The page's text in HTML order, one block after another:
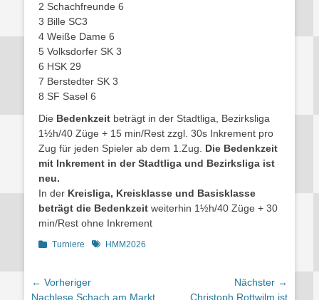
2 Schachfreunde 6
3 Bille SC3
4 Weiße Dame 6
5 Volksdorfer SK 3
6 HSK 29
7 Berstedter SK 3
8 SF Sasel 6
Die Bedenkzeit beträgt in der Stadtliga, Bezirksliga
1½h/40 Züge + 15 min/Rest zzgl. 30s Inkrement pro
Zug für jeden Spieler ab dem 1.Zug. Die Bedenkzeit
mit Inkrement in der Stadtliga und Bezirksliga ist
neu.
In der Kreisliga, Kreisklasse und Basisklasse
beträgt die Bedenkzeit weiterhin 1½h/40 Züge + 30
min/Rest ohne Inkrement
Kategorien
Turniere Schlagworte
HMM2026
Beitragsnavigation
← Vorheriger
Vorheriger
Nachlese Schach am Markt
Nächster →
NächsterChristoph Rottwilm ist